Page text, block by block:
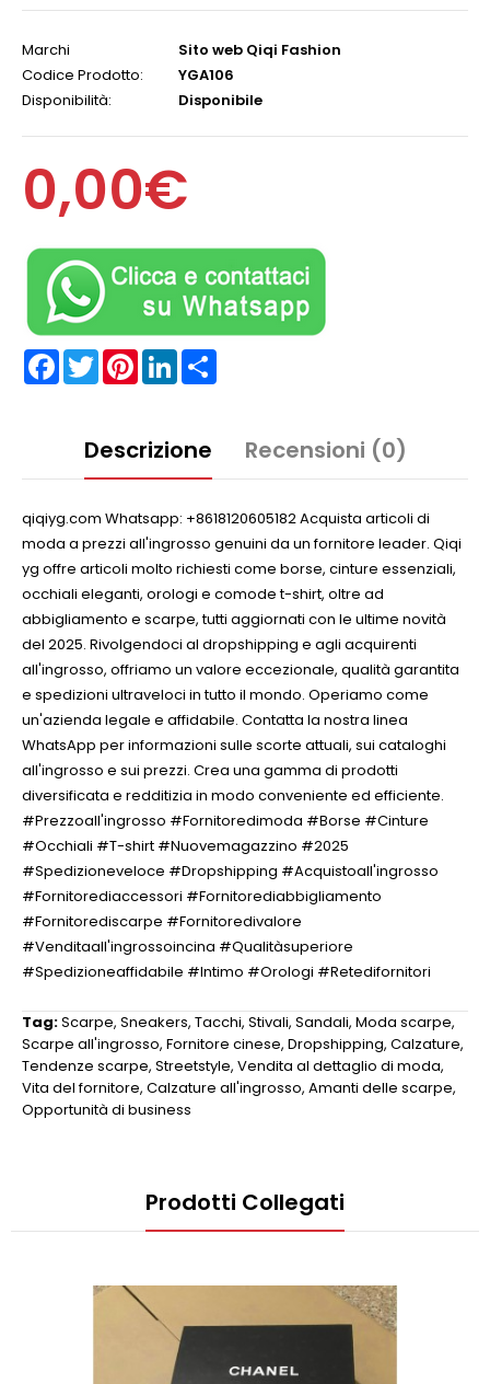
Marchi
Sito web Qiqi Fashion
Codice Prodotto:
YGA106
Disponibilità:
Disponibile
0,00€
Facebook
TwitterPinterestLinkedIn
Descrizione Recensioni (0)
qiqiyg.com Whatsapp: +8618120605182 Acquista articoli di
moda a prezzi all'ingrosso genuini da un fornitore leader. Qiqi
yg offre articoli molto richiesti come borse, cinture essenziali,
occhiali eleganti, orologi e comode t-shirt, oltre ad
abbigliamento e scarpe, tutti aggiornati con le ultime novità
del 2025. Rivolgendoci al dropshipping e agli acquirenti
all'ingrosso, offriamo un valore eccezionale, qualità garantita
e spedizioni ultraveloci in tutto il mondo. Operiamo come
un'azienda legale e affidabile. Contatta la nostra linea
WhatsApp per informazioni sulle scorte attuali, sui cataloghi
all'ingrosso e sui prezzi. Crea una gamma di prodotti
diversificata e redditizia in modo conveniente ed efficiente.
#Prezzoall'ingrosso #Fornitoredimoda #Borse #Cinture
#Occhiali #T-shirt #Nuovemagazzino #2025
#Spedizioneveloce #Dropshipping #Acquistoall'ingrosso
#Fornitorediaccessori #Fornitorediabbigliamento
#Fornitorediscarpe #Fornitoredivalore
#Venditaall'ingrossoincina #Qualitàsuperiore
#Spedizioneaffidabile #Intimo #Orologi #Retedifornitori
Tag:Scarpe, Sneakers, Tacchi, Stivali, Sandali, Moda scarpe,
Scarpe all'ingrosso, Fornitore cinese, Dropshipping, Calzature,
Tendenze scarpe, Streetstyle, Vendita al dettaglio di moda,
Vita del fornitore, Calzature all'ingrosso, Amanti delle scarpe,
Opportunità di business
Prodotti Collegati